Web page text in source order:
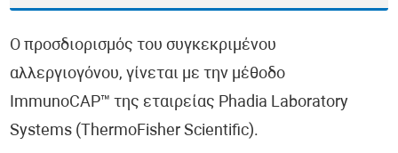
Ο προσδιορισμός του συγκεκριμένου
αλλεργιογόνου, γίνεται με την μέθοδο
ImmunoCAP™ της εταιρείας Phadia Laboratory
Systems (ThermoFisher Scientific).